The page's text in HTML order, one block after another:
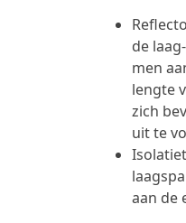
de
men
lengte
zich
uit te
aan de